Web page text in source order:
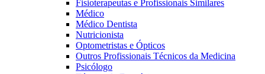
Fisioterapeutas e Profissionais Similares
Médico
Médico Dentista
Nutricionista
Optometristas e Ópticos
Outros Profissionais Técnicos da Medicina
Psicólogo